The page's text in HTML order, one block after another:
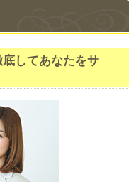
してあなたをサ